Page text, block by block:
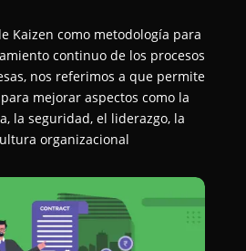
Kaizen como metodología para
continuo de los procesos
nos referimos a que permite
mejorar aspectos como la
la seguridad, el liderazgo, la
organizacional